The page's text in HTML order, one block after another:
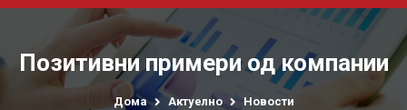
Позитивни примери од компании
Дома Актуелно Новости